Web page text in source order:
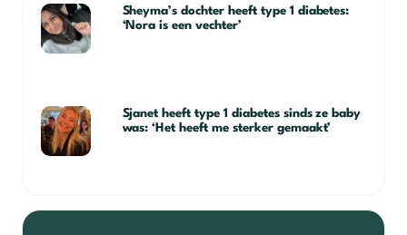
Sheyma’s dochter heeft type 1 diabetes:
‘Nora is een vechter’
Sjanet heeft type 1 diabetes sinds ze baby
was: ‘Het heeft me sterker gemaakt’